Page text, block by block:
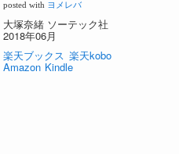
posted with ヨメレバ
大塚奈緒 ソーテック社
2018年06月
楽天ブックス 楽天kobo
Amazon Kindle